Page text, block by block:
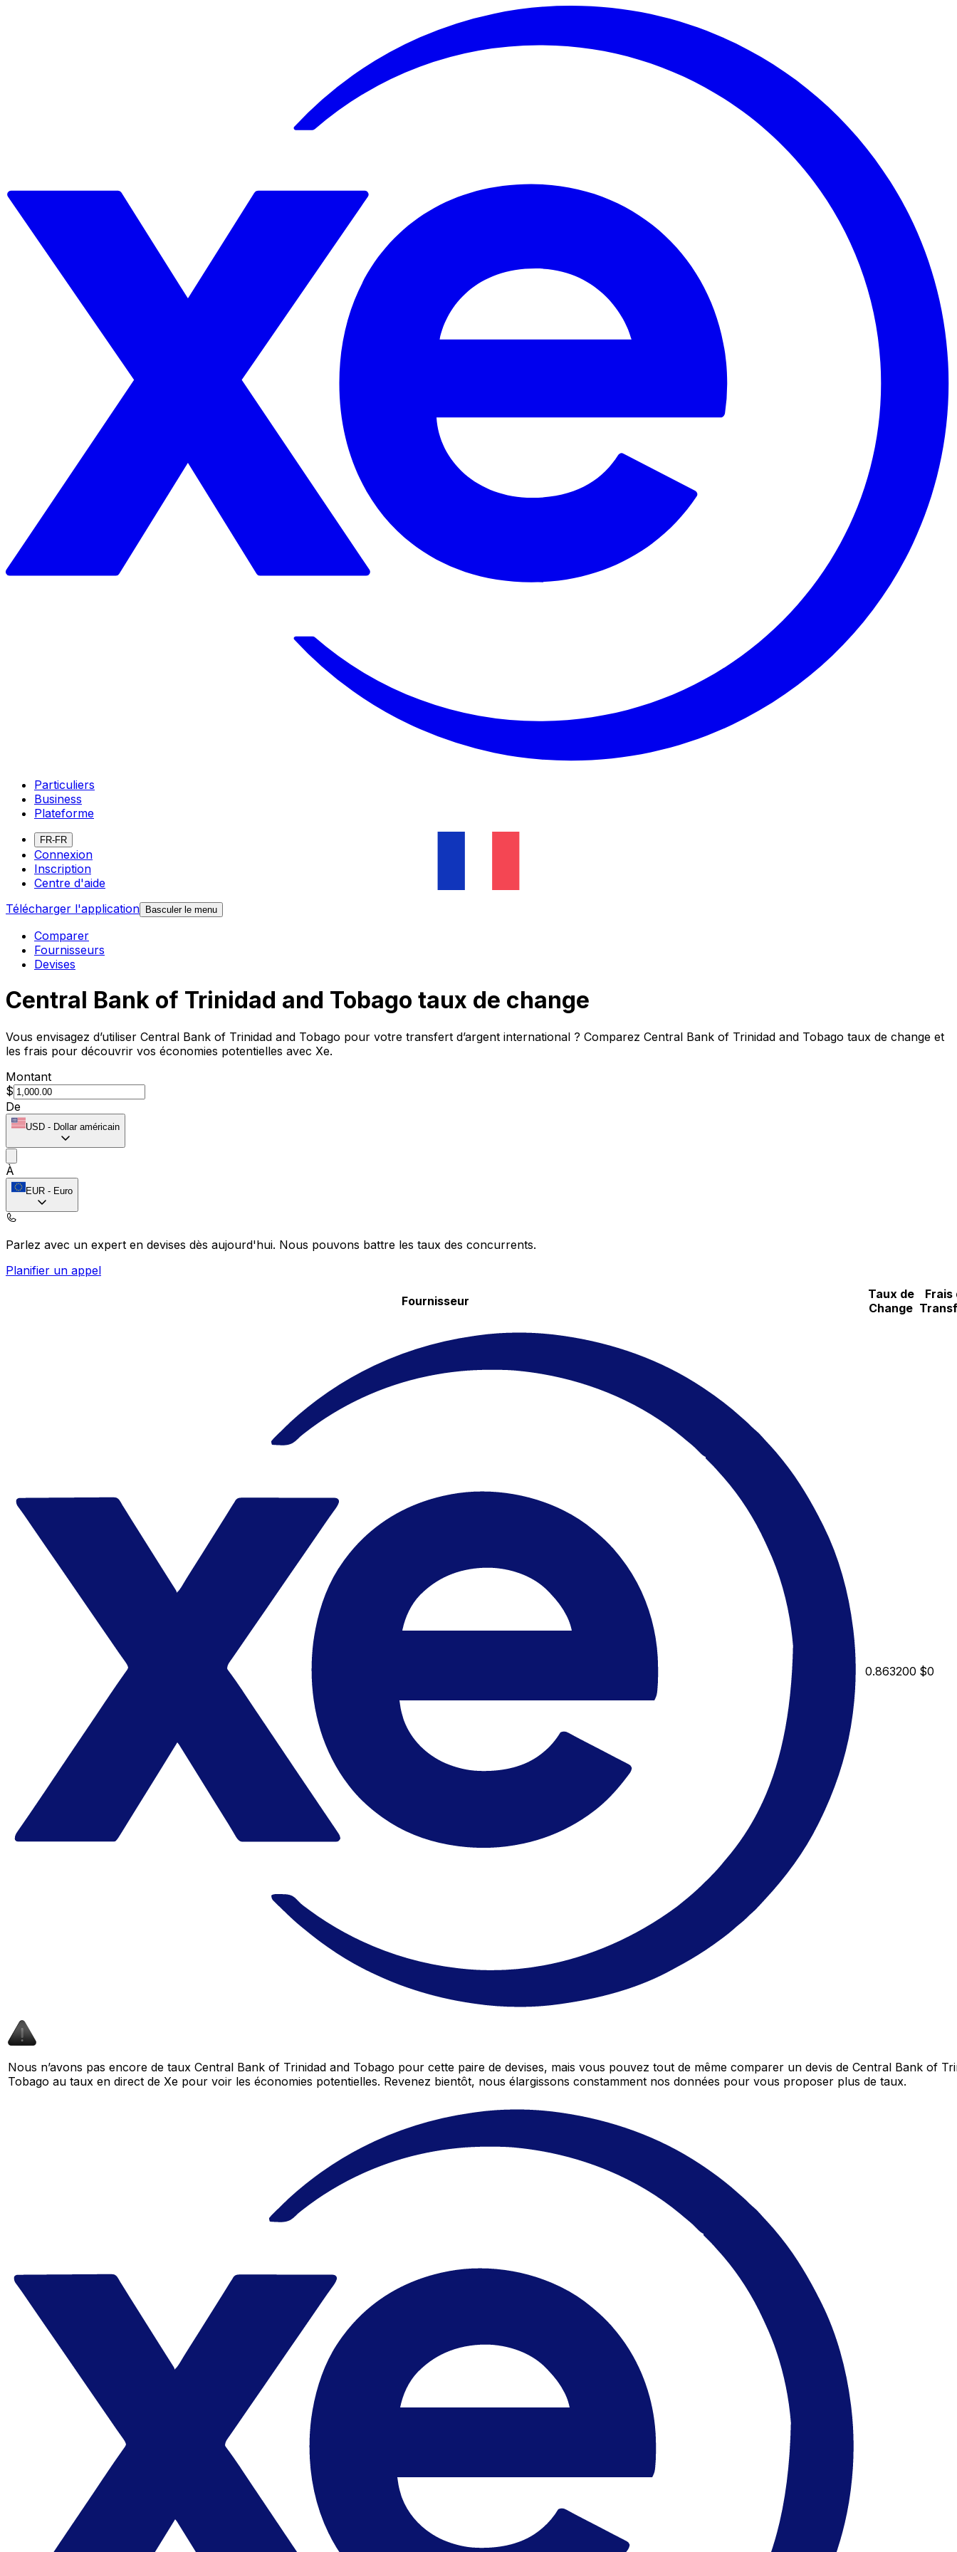
Particuliers
Business
Plateforme
FR-FR
Connexion
Inscription
Centre d'aide
Télécharger l'application Basculer le menu
Comparer
Fournisseurs
Devises
Central Bank of Trinidad and Tobago taux de change
Vous envisagez d’utiliser Central Bank of Trinidad and Tobago pour votre transfert d’argent international ? Comparez Central Bank of Trinidad and Tobago taux de change et
les frais pour découvrir vos économies potentielles avec Xe.
Montant
$
De
USD - Dollar américain
À
EUR - Euro
Parlez avec un expert en devises dès aujourd'hui. Nous pouvons battre les taux des concurrents.
Planifier un appel
Fournisseur
Taux de
Change
Frais
0.863200 $0
Nous n’avons pas encore de taux Central Bank of Trinidad and Tobago pour cette paire de devises, mais vous pouvez tout de même comparer un devis de Central Bank of
Tobago au taux en direct de Xe pour voir les économies potentielles. Revenez bientôt, nous élargissons constamment nos données pour vous proposer plus de taux.